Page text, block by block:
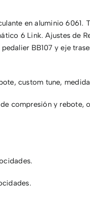
en aluminio 6061.
6 Link. Ajustes de
BB107 y eje
custom tune,
de compresión y rebote,